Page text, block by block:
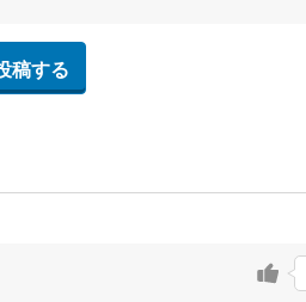
稿する